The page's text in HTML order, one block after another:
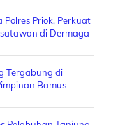
Polres Priok, Perkuat
di Dermaga
Tergabung di
Bamus